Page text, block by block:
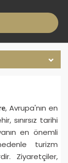
, Avrupa'nın en
sınırsız tarihi
en önemli
turizm
Ziyaretçiler,